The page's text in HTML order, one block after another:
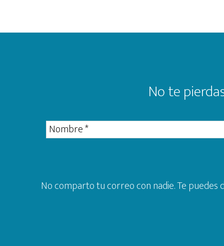
Footer
No te
No comparto tu correo con nadie. Te